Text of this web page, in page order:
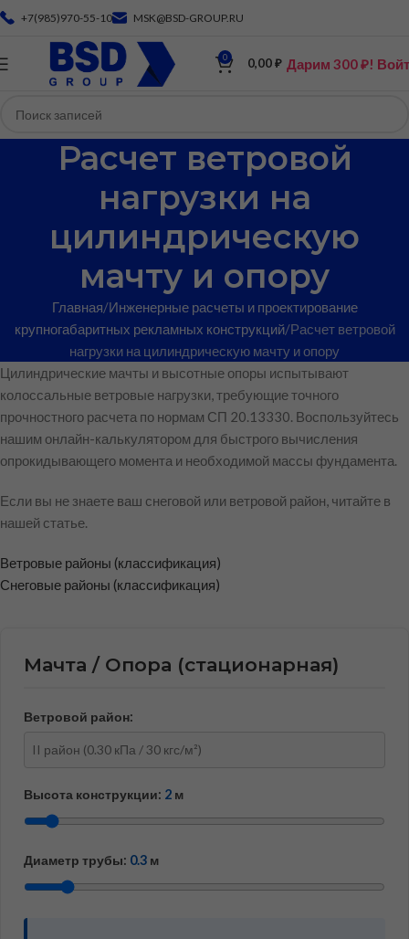
+7(985)970-55-10 MSK@BSD-GROUP.RU
0 0,00₽ Дарим 300 ₽!
Расчет ветровой
нагрузки на
цилиндрическую
мачту и опору
Главная Инженерные расчеты и проектирование
крупногабаритных рекламных конструкций Расчет ветровой
нагрузки на цилиндрическую мачту и опору
Цилиндрические мачты и высотные опоры испытывают
колоссальные ветровые нагрузки, требующие точного
прочностного расчета по нормам СП 20.13330. Воспользуйтесь
нашим онлайн-калькулятором для быстрого вычисления
опрокидывающего момента и необходимой массы фундамента.
Если вы не знаете ваш снеговой или ветровой район, читайте в
нашей статье.
Ветровые районы (классификация)
Снеговые районы (классификация)
Мачта / Опора (стационарная)
Ветровой район:
Высота конструкции: 2 м
Диаметр трубы: 0.3 м